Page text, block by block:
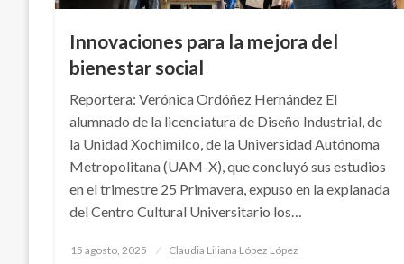
Innovaciones para la mejora del
bienestar social
Reportera: Verónica Ordóñez Hernández El
alumnado de la licenciatura de Diseño Industrial, de
la Unidad Xochimilco, de la Universidad Autónoma
Metropolitana (UAM-X), que concluyó sus estudios
en el trimestre 25 Primavera, expuso en la explanada
del Centro Cultural Universitario los…
Publicado
15 agosto, 2025 Claudia Liliana López López